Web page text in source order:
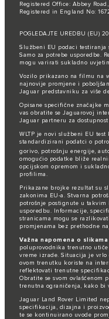
Registered Office: Abbey
Registered in England No:
POGLEDAJTE UREDBU (EU)
Službeni EU podaci testiranja
Samo za potrebe usporedbe.
mogu varirati sukladno
Vozilo prikazano na filmu na
najnovije promjene i
Jaguar predstavniku za više
Opisane specifične značajke
vas obratite se Jaguarovoj
Jaguar partneru za
WLTP je novi službeni EU
standardizirani podatci o
gorivo, potrošnju energije,
omogućio podatke bliže
opcijskom opremom i
profilima.
Prikazane brojke rezultat su
zakonima EU-a. Stvarna
potrošnje postignute u takvim
usporedbu. Informacije,
stranicama mogu se
promjenama bez prethodne
Važna napomena o
poluprovodnika trenutno
vreme izrade. Situacija je
ovom trenutku koriste na
reflektovati trenutne
Obratite se svom ovlašćenom
trenutna ograničenja, kako bi
Jaguar Land Rover Limited
specifikacija, dizajna i
te se kontinuirano uvode